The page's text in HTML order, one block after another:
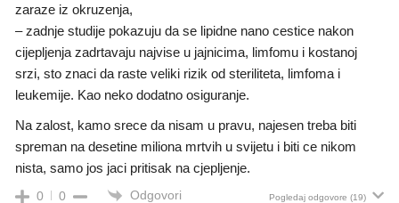
zaraze iz okruzenja,
– zadnje studije pokazuju da se lipidne nano cestice nakon
cijepljenja zadrtavaju najvise u jajnicima, limfomu i kostanoj
srzi, sto znaci da raste veliki rizik od steriliteta, limfoma i
leukemije. Kao neko dodatno osiguranje.
Na zalost, kamo srece da nisam u pravu, najesen treba biti
spreman na desetine miliona mrtvih u svijetu i biti ce nikom
nista, samo jos jaci pritisak na cjepljenje.
0 0 Odgovori Pogledaj odgovore (19)